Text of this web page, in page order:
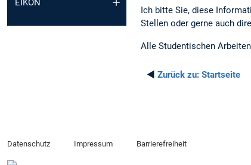
EIKON
Ich bitte Sie, diese
Stellen oder gerne auch
Alle Studentischen
◄ Zurück zu: Startseite
Datenschutz Impressum Barrierefreiheit